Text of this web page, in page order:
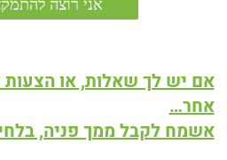
אם יש לך שאלות, או הצעות
אחר…
אשמח לקבל ממך פניה,